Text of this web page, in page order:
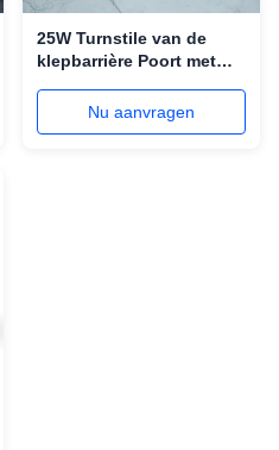
25W Turnstile van de
klepbarrière Poort met
Mechanical Anti van de
Kaartlezer
Nu aanvragen